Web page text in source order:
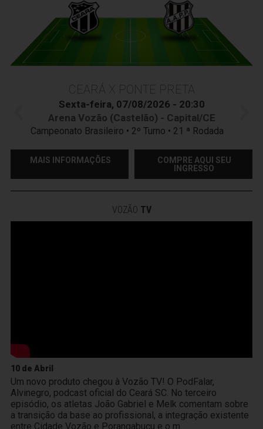
CEARÁ X PONTE PRETA
Sexta-feira, 07/08/2026 - 20:30
Arena Vozão (Castelão) - Capital/CE
Campeonato Brasileiro • 2º Turno • 21 ª Rodada
MAIS INFORMAÇÕES
COMPRE AQUI SEU
INGRESSO
VOZÃO TV
10 de Abril
Um novo produto chegou à Vozão TV! O PodFalar,
Alvinegro, podcast oficial do Ceará SC. No terceiro
episódio, os atletas João Gabriel e Melk comentam sobre
a transição da base ao profissional, a integração existente
entre Cidade Vozão e Porangabuçu e o m